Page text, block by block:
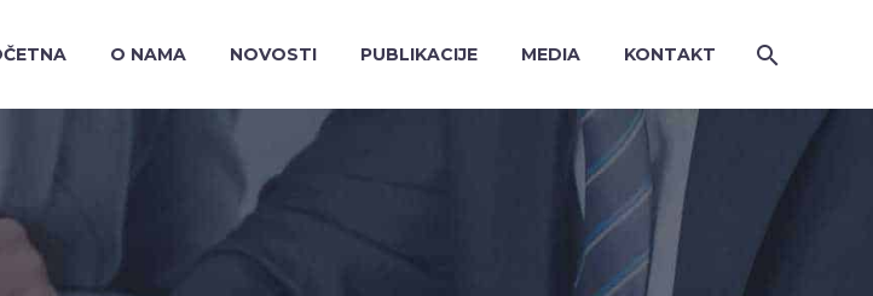
O NAMA NOVOSTI PUBLIKACIJE MEDIA KONTAKT